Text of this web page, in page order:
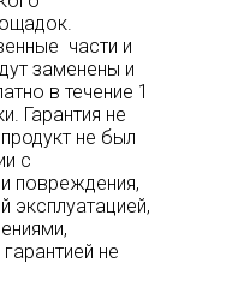
части и
заменены и
в течение 1
Гарантия не
не был
с
повреждения,
эксплуатацией,
не